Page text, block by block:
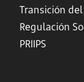
Transición del
Regulación
PRIIPS